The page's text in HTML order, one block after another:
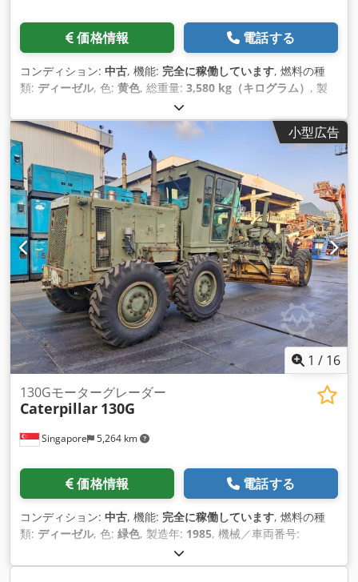
価格情報 電話する
コンディション: 中古, 機能: 完全に稼働しています, 燃料の種
類: ディーゼル, 色: 黄色, 総重量: 3,580 kg（キログラム） , 製
, 装備:
小型広告
1 / 16
Singapore 5,264 km
130Gモーターグレーダー
Caterpillar 130G
価格情報 電話する
コンディション: 中古, 機能: 完全に稼働しています, 燃料の種
類: ディーゼル, 色: 緑色, 製造年: 1985, 機械／車両番号:
, 商品説明 Crodpeul U Epjfx Ahyef 中古catモーター
グレーダー メーカー：CATERPILLAR モデル 130G ディーゼル